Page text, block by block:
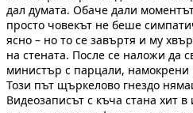
дал думата. Обаче дали
просто човекът не беше
ясно – но то се завъртя и му
на стената. После се наложи да
министър с парцали, намокрени
Този път щъркелово гнездо
Видеозаписът с къча стана хит